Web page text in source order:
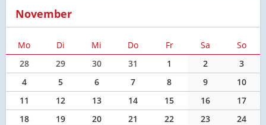
November
Mo Di Mi Do Fr Sa
So
28
29 30 31 1 2
3
4
5 6 7 8 9
10
11
12 13 14 15 16
17
18
19 20 21 22 23
24